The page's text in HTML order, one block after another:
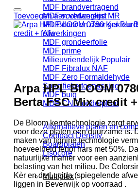
MDF brandvertragend
MDF vochtwerend MR
MDF door en door gekleurd
Afwerkingen
MDF grondeerfolie
MDF prime
Milieuvriendelijk
MDF Fibralux NAF
MDF Zero Formaldehyde
Specifieke toepassing
MDF buig
MDF CNC-onderplaat
Alternatieve platen en
Compact Density
Boardplaten
Lisocore
Multiplex
Toevoegen aan verlanglijst
Arpa HPL BLOOM
Berta FSC Mix credit
De Bloom kerntechnologie zorgt
voor deze platen een duurzame is.
maken van lignine technologie
hoeveelheid fenol hars met 50%.
natuurlijke manier voor een
belasting van het milieu. De
Kèr en de Lucida (spiegelende
liggen in Beverwijk op voorraad .